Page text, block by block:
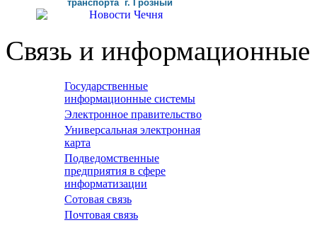
транспорта г. Грозный
Связь и информационные
Государственные
информационные системы
Электронное правительство
Универсальная электронная
карта
Подведомственные
предприятия в сфере
информатизации
Сотовая связь
Почтовая связь